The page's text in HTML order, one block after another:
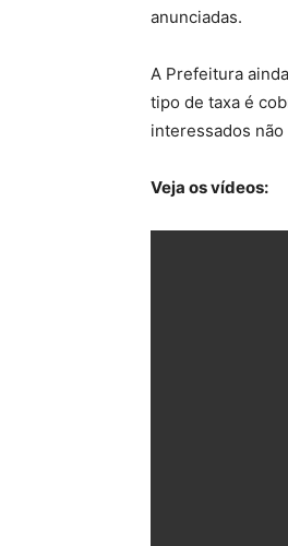
anunciadas.
A Prefeitura
tipo de taxa é
interessados
Veja os vídeos: